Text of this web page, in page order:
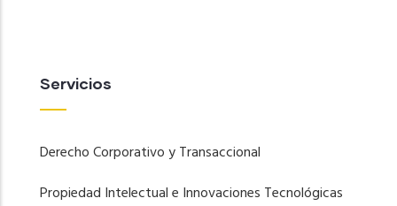
Servicios
Derecho Corporativo y Transaccional
Propiedad Intelectual e Innovaciones Tecnológicas